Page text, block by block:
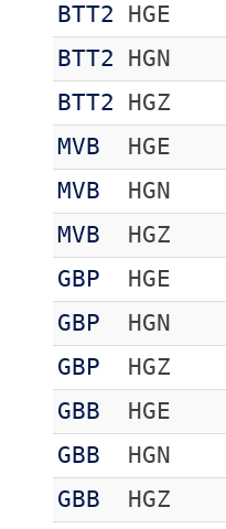
BTT2
HGE
BTT2
HGN
BTT2
HGZ
MVB
HGE
MVB
HGN
MVB
HGZ
GBP
HGE
GBP
HGN
GBP
HGZ
GBB
HGE
GBB
HGN
GBB
HGZ